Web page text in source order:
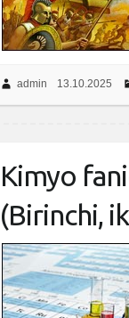
admin 13.10.2025
Kimyo
(Birinchi,